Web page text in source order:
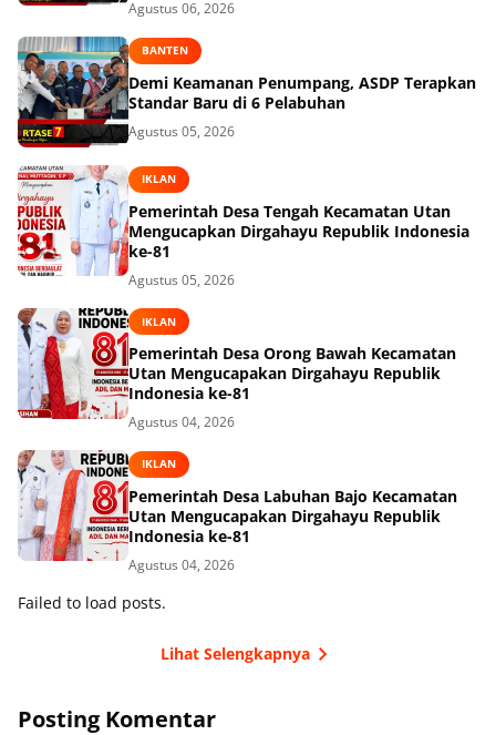
Agustus 06, 2026
BANTEN
Demi Keamanan Penumpang, ASDP Terapkan
Standar Baru di 6 Pelabuhan
Agustus 05, 2026
IKLAN
Pemerintah Desa Tengah Kecamatan Utan
Mengucapkan Dirgahayu Republik Indonesia
ke-81
Agustus 05, 2026
IKLAN
Pemerintah Desa Orong Bawah Kecamatan
Utan Mengucapakan Dirgahayu Republik
Indonesia ke-81
Agustus 04, 2026
IKLAN
Pemerintah Desa Labuhan Bajo Kecamatan
Utan Mengucapakan Dirgahayu Republik
Indonesia ke-81
Agustus 04, 2026
Failed to load posts.
Lihat Selengkapnya
Posting Komentar